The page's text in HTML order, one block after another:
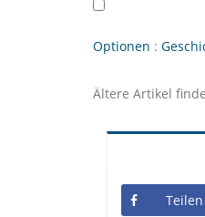
Optionen :
Ältere Artikel
Teilen